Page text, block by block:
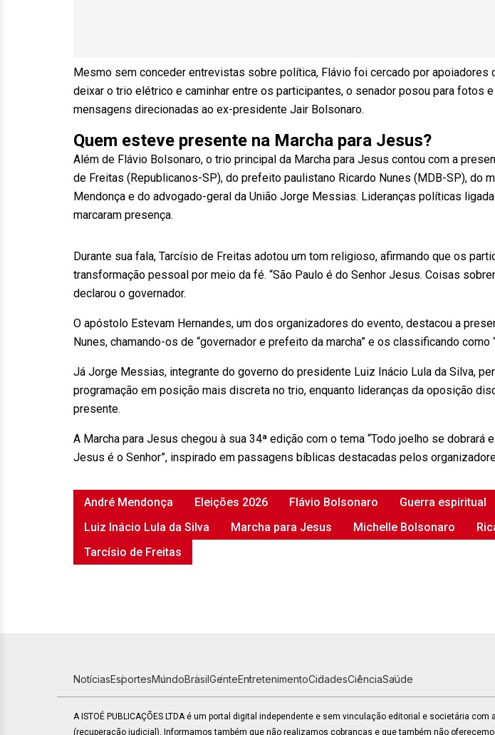
Mesmo sem conceder entrevistas sobre política, Flávio foi cercado por apoiadores
deixar o trio elétrico e caminhar entre os participantes, o senador posou para fotos
mensagens direcionadas ao ex-presidente Jair Bolsonaro.
Quem esteve presente na Marcha para Jesus?
Além de Flávio Bolsonaro, o trio principal da Marcha para Jesus contou com a
de Freitas (Republicanos-SP), do prefeito paulistano Ricardo Nunes (MDB-SP), do
Mendonça e do advogado-geral da União Jorge Messias. Lideranças políticas
marcaram presença.
Durante sua fala, Tarcísio de Freitas adotou um tom religioso, afirmando que os
transformação pessoal por meio da fé. “São Paulo é do Senhor Jesus. Coisas
declarou o governador.
O apóstolo Estevam Hernandes, um dos organizadores do evento, destacou a
Nunes, chamando-os de “governador e prefeito da marcha” e os classificando como
Já Jorge Messias, integrante do governo do presidente Luiz Inácio Lula da Silva,
programação em posição mais discreta no trio, enquanto lideranças da oposição
presente.
A Marcha para Jesus chegou à sua 34ª edição com o tema “Todo joelho se dobrará
Jesus é o Senhor”, inspirado em passagens bíblicas destacadas pelos
André Mendonça Eleições 2026 Flávio Bolsonaro Guerra espiritual
Luiz Inácio Lula da Silva
Marcha para Jesus Michelle Bolsonaro
Tarcísio de Freitas
NotíciasEsportesMundoBrasilGenteEntretenimentoCidadesCiênciaSaúde
A ISTOÉ PUBLICAÇÕES LTDA é um portal digital independente e sem vinculação editorial e societária com a
(recuperação judicial). Informamos também que não realizamos cobranças e que também não